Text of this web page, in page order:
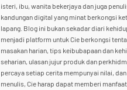
isteri, ibu, wanita bekerjaya dan juga
kandungan digital yang minat berkongsi
lapang. Blog ini bukan sekadar diari
menjadi platform untuk Cie berkongsi
masakan harian, tips keibubapaan dan
seharian, ulasan jujur produk dan
percaya setiap cerita mempunyai nilai,
menulis, Cie harap dapat memberi